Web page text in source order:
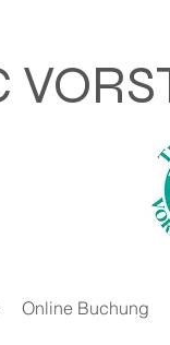
Online Buchung